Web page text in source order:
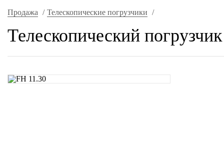
Продажа / Телескопические погрузчики /
Телескопический